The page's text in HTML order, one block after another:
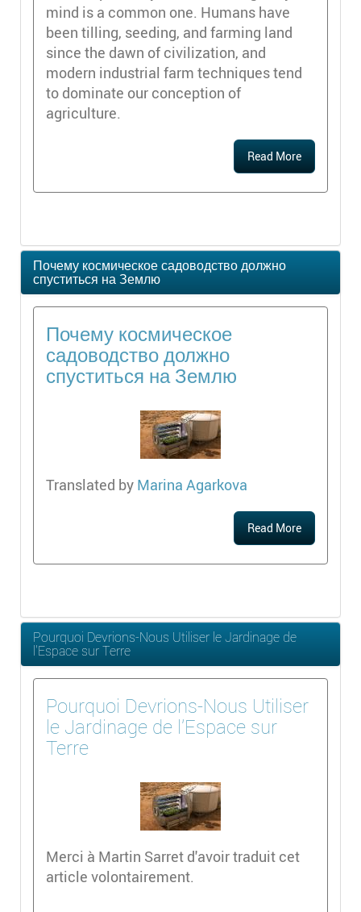
mind is a common one. Humans have
been tilling, seeding, and farming land
since the dawn of civilization, and
modern industrial farm techniques tend
to dominate our conception of
agriculture.
Read More
Почему космическое садоводство должно
спуститься на Землю
Почему космическое
садоводство должно
спуститься на Землю
Translated by Marina Agarkova
Read More
Pourquoi Devrions-Nous Utiliser le Jardinage de
l'Espace sur Terre
Pourquoi Devrions-Nous Utiliser
le Jardinage de l'Espace sur
Terre
Merci à Martin Sarret d'avoir traduit cet
article volontairement.